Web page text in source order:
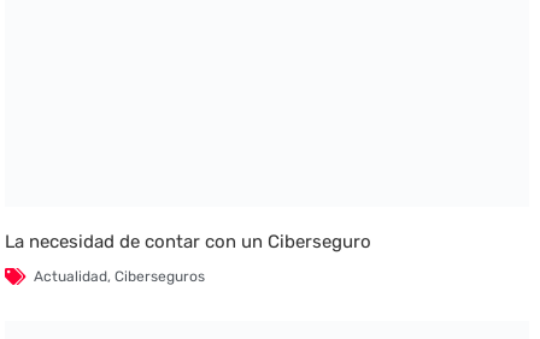
La necesidad de contar con un Ciberseguro
Actualidad,Ciberseguros